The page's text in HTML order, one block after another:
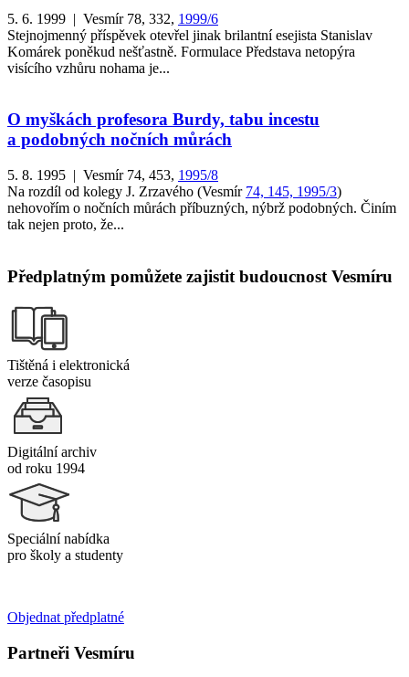
5. 6. 1999 | Vesmír 78, 332, 1999/6
Stejnojmenný příspěvek otevřel jinak brilantní esejista Stanislav
Komárek poněkud nešťastně. Formulace Představa netopýra
visícího vzhůru nohama je...
O myškách profesora Burdy, tabu incestu
a podobných nočních můrách
5. 8. 1995 | Vesmír 74, 453, 1995/8
Na rozdíl od kolegy J. Zrzavého (Vesmír 74, 145, 1995/3)
nehovořím o nočních můrách příbuzných, nýbrž podobných. Činím
tak nejen proto, že...
Předplatným pomůžete zajistit budoucnost Vesmíru
Tištěná i elektronická
verze časopisu
Digitální archiv
od roku 1994
Speciální nabídka
pro školy a studenty
Objednat předplatné
Partneři Vesmíru